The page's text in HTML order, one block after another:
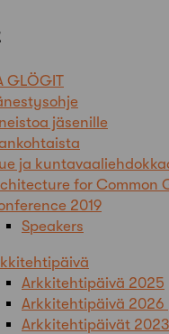
GLÖGIT
jäsenille
ja
for Common
2019
Speakers
Arkkitehtipäivä 2025
Arkkitehtipäivä
Arkkitehtipäivät 2023